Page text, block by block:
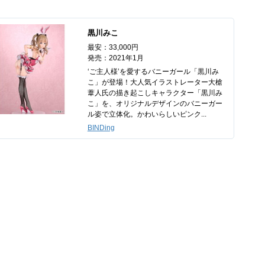
黒川みこ
最安：33,000円
発売：2021年1月
‘ご主人様’を愛するバニーガール「黒川み
こ」が登場！大人気イラストレーター大槍
葦人氏の描き起こしキャラクター「黒川み
こ」を、オリジナルデザインのバニーガー
ル姿で立体化。かわいらしいピンク...
BINDing